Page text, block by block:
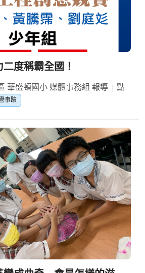
度稱霸全國！
華盛頓國小 媒體事務組 報導
點
事蹟